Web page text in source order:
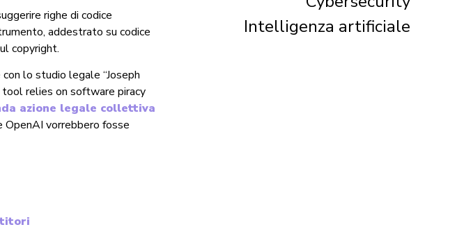
righe di codice
addestrato su codice
copyright.
lo studio legale “Joseph
tool relies on software piracy
azione legale collettiva
OpenAI vorrebbero fosse
Intelligenza artificiale